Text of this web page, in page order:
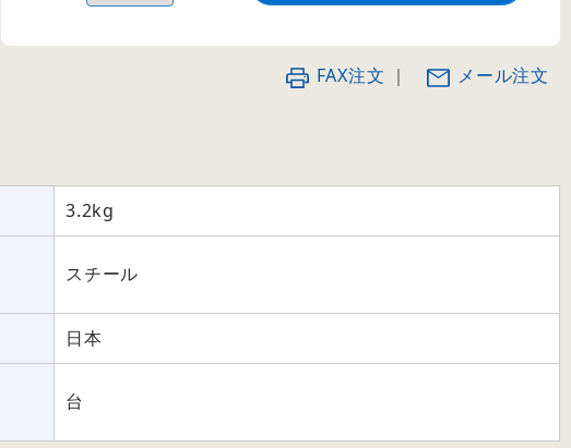
FAX注文 ｜ メール注文
3.2kg
スチール
日本
台